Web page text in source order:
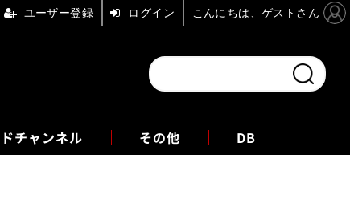
チャンネル
ーエム その他 DB
ユーザー登録 ログイン こんにちは、ゲストさん